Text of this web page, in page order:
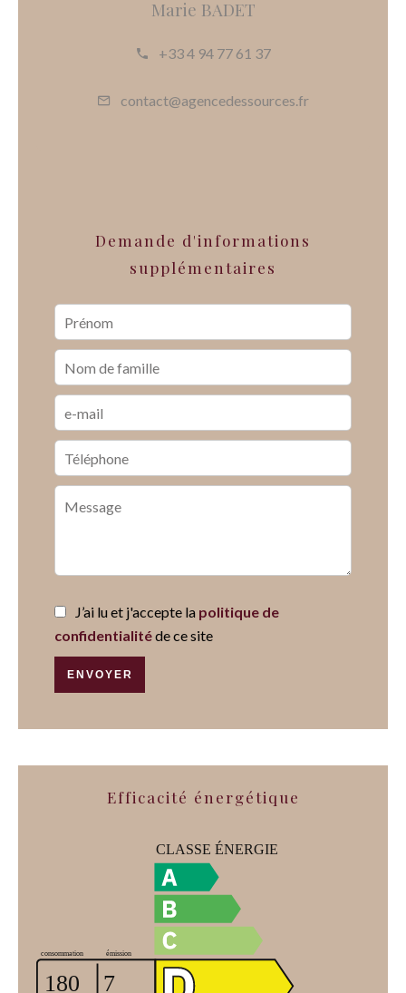
Marie BADET
+33 4 94 77 61 37
contact@agencedessources.fr
Demande d'informations
supplémentaires
J’ai lu et j'accepte la politique de
confidentialitéde ce site
ENVOYER
Efficacité énergétique